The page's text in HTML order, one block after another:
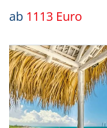
ab 1113 Euro